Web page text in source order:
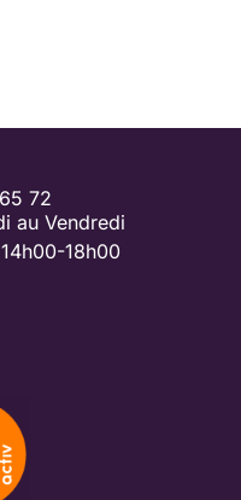
72
au Vendredi
18h00